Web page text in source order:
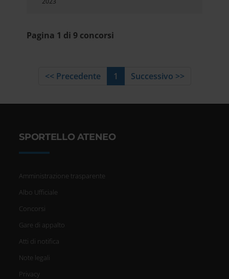
Pagina 1 di 9 concorsi
<< Precedente 1 Successivo >>
SPORTELLO ATENEO
Amministrazione trasparente
Albo Ufficiale
Concorsi
Gare di appalto
Atti di notifica
Note legali
Privacy